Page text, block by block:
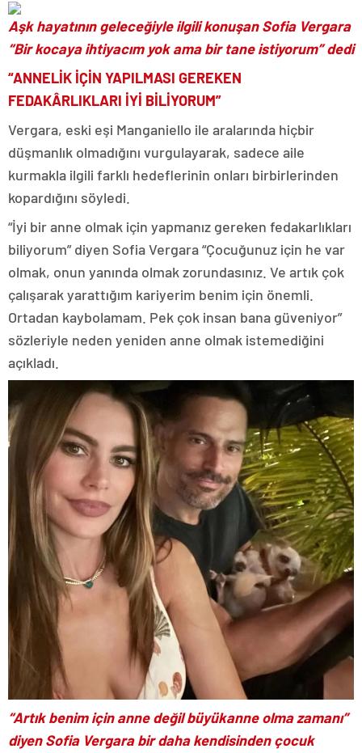
Aşk hayatının geleceğiyle ilgili konuşan Sofia Vergara
“Bir kocaya ihtiyacım yok ama bir tane istiyorum” dedi
“ANNELİK İÇİN YAPILMASI GEREKEN
FEDAKÂRLIKLARI İYİ BİLİYORUM”
Vergara, eski eşi Manganiello ile aralarında hiçbir
düşmanlık olmadığını vurgulayarak, sadece aile
kurmakla ilgili farklı hedeflerinin onları birbirlerinden
kopardığını söyledi.
“İyi bir anne olmak için yapmanız gereken fedakarlıkları
biliyorum” diyen Sofia Vergara “Çocuğunuz için he var
olmak, onun yanında olmak zorundasınız. Ve artık çok
çalışarak yarattığım kariyerim benim için önemli.
Ortadan kaybolamam. Pek çok insan bana güveniyor”
sözleriyle neden yeniden anne olmak istemediğini
açıkladı.
“Artık benim için anne değil büyükanne olma zamanı”
diyen Sofia Vergara bir daha kendisinden çocuk